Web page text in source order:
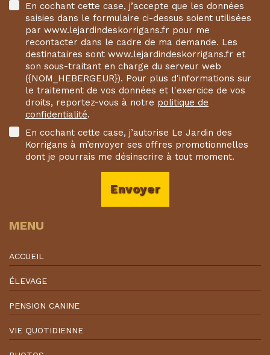
En cochant cette case, j’accepte que les données
saisies dans le formulaire ci-dessus soient utilisées
par www.lejardindeskorrigans.fr pour me
recontacter dans le cadre de ma demande. Les
destinataires sont www.lejardindeskorrigans.fr et
son sous-traitant en charge du serveur web
({NOM_HEBERGEUR}). Pour plus d'informations sur
le traitement de vos données et l'exercice de vos
droits, reportez-vous à notre politique de
confidentialité.
En cochant cette case, j’autorise Le Jardin des
Korrigans à m’envoyer ses offres promotionnelles
dont je pourrais me désinscrire à tout moment.
Envoyer
MENU
ACCUEIL
ÉLEVAGE
PENSION CANINE
VIE QUOTIDIENNE